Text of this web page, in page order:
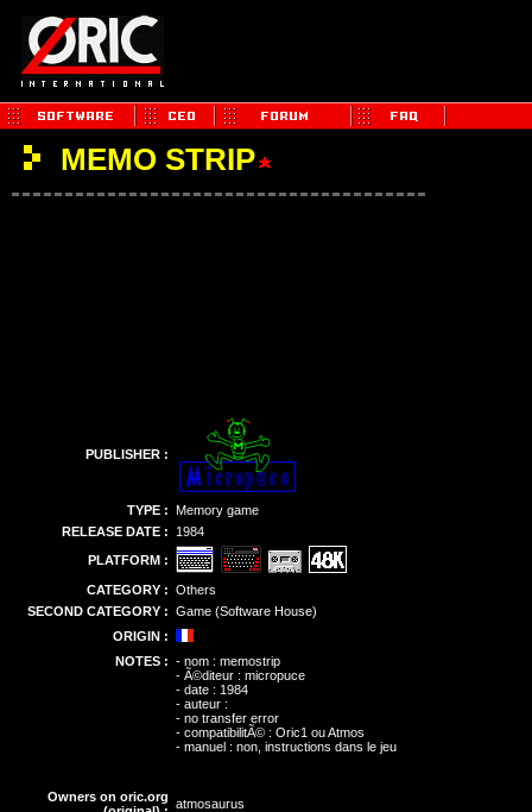
MEMO STRIP
PUBLISHER :
TYPE : Memory game
RELEASE DATE :
1984
PLATFORM :
CATEGORY : Others
SECOND CATEGORY : Game (Software House)
ORIGIN :
NOTES : - nom : memostrip
- Ã©diteur : micropuce
- date : 1984
- auteur :
- no transfer error
- compatibilitÃ© : Oric1 ou Atmos
- manuel : non, instructions dans le jeu
Owners on oric.org atmosaurus